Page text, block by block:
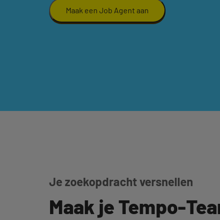
Maak een Job Agent aan
Je zoekopdracht versnellen
Maak je Tempo-